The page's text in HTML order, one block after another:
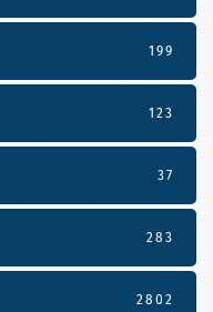
199
123
37
283
2802